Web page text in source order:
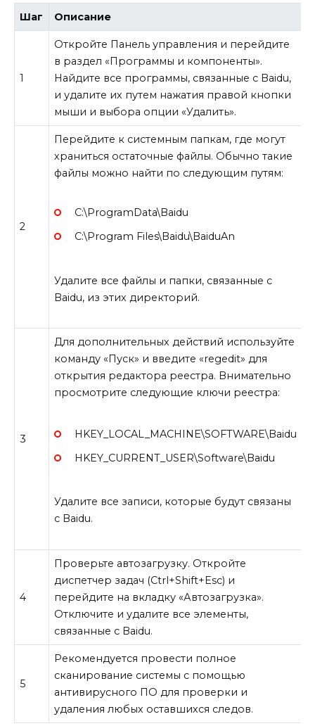
Шаг Описание
1
Откройте Панель управления и перейдите
в раздел «Программы и компоненты».
Найдите все программы, связанные с Baidu,
и удалите их путем нажатия правой кнопки
мыши и выбора опции «Удалить».
2
Перейдите к системным папкам, где могут
храниться остаточные файлы. Обычно такие
файлы можно найти по следующим путям:
C:\ProgramData\Baidu
C:\Program Files\Baidu\BaiduAn
Удалите все файлы и папки, связанные с
Baidu, из этих директорий.
3
Для дополнительных действий используйте
команду «Пуск» и введите «regedit» для
открытия редактора реестра. Внимательно
просмотрите следующие ключи реестра:
HKEY_LOCAL_MACHINE\SOFTWARE\Baidu
HKEY_CURRENT_USER\Software\Baidu
Удалите все записи, которые будут связаны
с Baidu.
4
Проверьте автозагрузку. Откройте
диспетчер задач (Ctrl+Shift+Esc) и
перейдите на вкладку «Автозагрузка».
Отключите и удалите все элементы,
связанные с Baidu.
5
Рекомендуется провести полное
сканирование системы с помощью
антивирусного ПО для проверки и
удаления любых оставшихся следов.